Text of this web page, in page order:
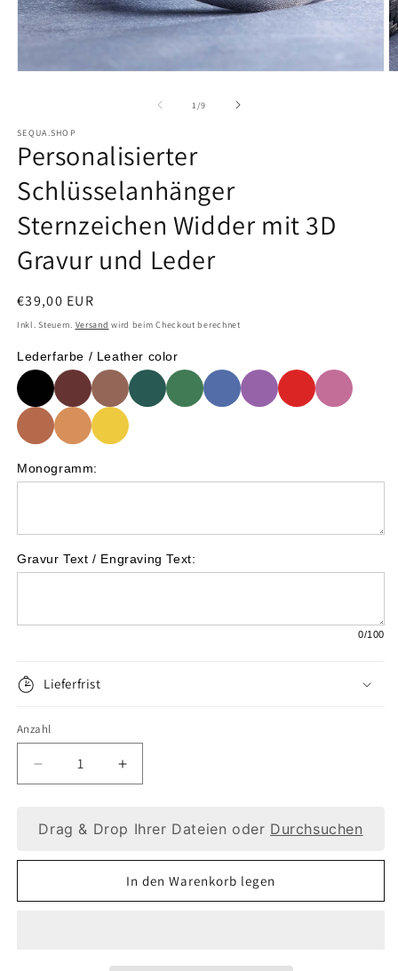
in
Modal
öffnen
1 /von
9
SEQUA.SHOP
Personalisierter
Schlüsselanhänger
Sternzeichen Widder mit 3D
Gravur und Leder
Normaler
Preis
€39,00 EUR
Inkl. Steuern. Versand wird beim Checkout berechnet
Lederfarbe / Leather color
Monogramm:
Gravur Text / Engraving Text:
0/100
Lieferfrist
Anzahl
Menge
für
Personalisierter
Menge
für
Personalisierter
Drag & Drop Ihrer Dateien oder Durchsuchen
In den Warenkorb legen